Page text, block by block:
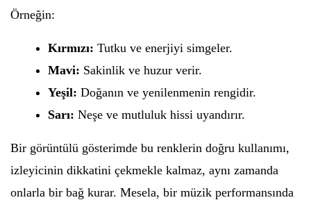
Örneğin:
Kırmızı: Tutku ve enerjiyi simgeler.
Mavi: Sakinlik ve huzur verir.
Yeşil: Doğanın ve yenilenmenin rengidir.
Sarı: Neşe ve mutluluk hissi uyandırır.
Bir görüntülü gösterimde bu renklerin doğru kullanımı,
izleyicinin dikkatini çekmekle kalmaz, aynı zamanda
onlarla bir bağ kurar. Mesela, bir müzik performansında